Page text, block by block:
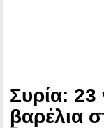
Συρία: 23
βαρέλια